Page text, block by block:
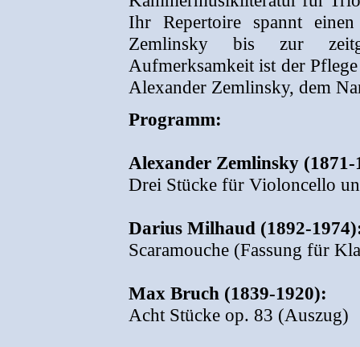
Ihr Repertoire spannt
Zemlinsky bis zur
Aufmerksamkeit ist der
Alexander Zemlinsky, dem
Programm:
Alexander Zemlinsky (1871-
Drei Stücke für Violoncello
Darius Milhaud (1892-
Scaramouche (Fassung für
Max Bruch (1839-1920):
Acht Stücke op. 83 (Auszug)